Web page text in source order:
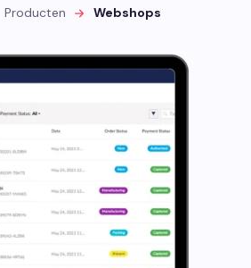
opnemen
Producten Webshops